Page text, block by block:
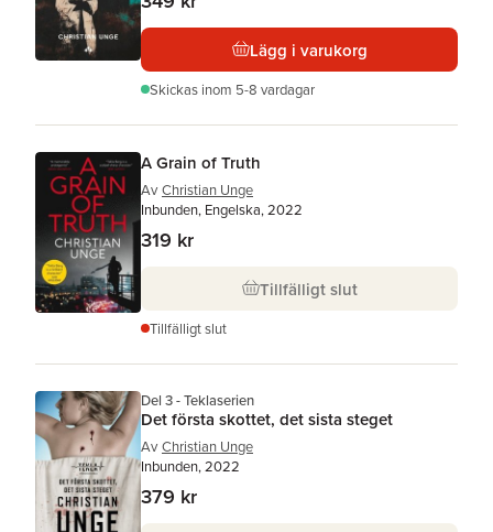
Lägg i varukorg
Skickas inom 5-8 vardagar
A Grain of Truth
Av Christian Unge
Inbunden, Engelska, 2022
319 kr
Tillfälligt slut
Tillfälligt slut
Del 3 - Teklaserien
Det första skottet, det sista steget
Av Christian Unge
Inbunden, 2022
379 kr